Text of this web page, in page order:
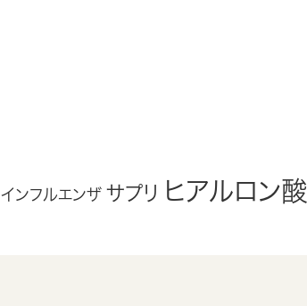
インフルエンザ サプリ ヒアルロン酸